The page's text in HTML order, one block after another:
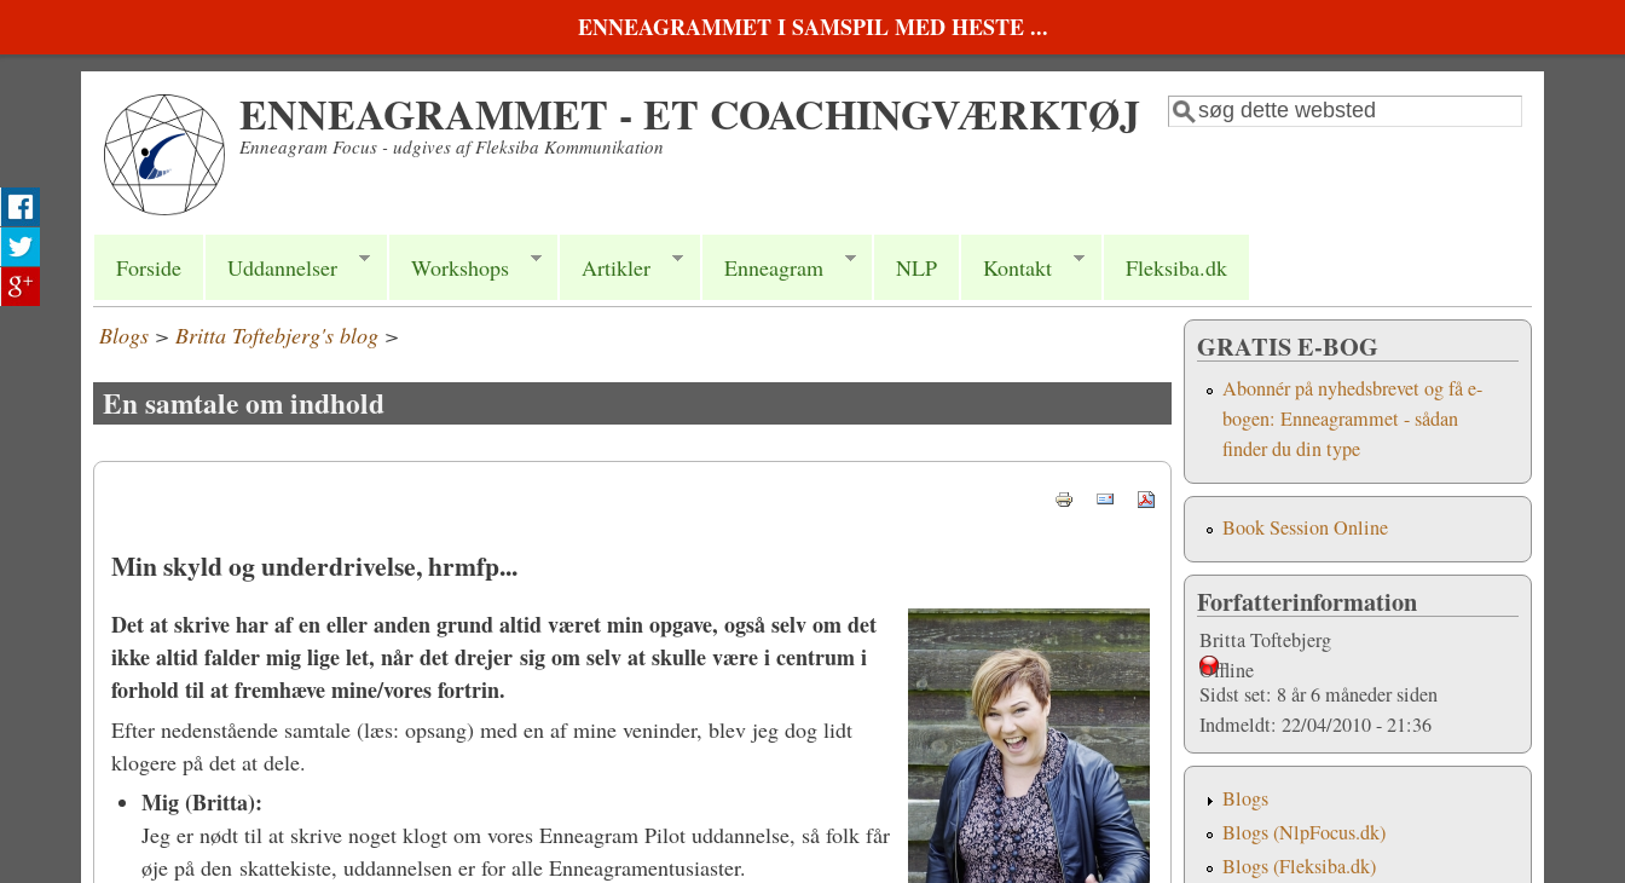
ENNEAGRAMMET I SAMSPIL MED HESTE ...
ENNEAGRAMMET - ET COACHINGVÆRKTØJ
Enneagram Focus - udgives af Fleksiba Kommunikation Søgefelt
Søg
Forside Uddannelser Workshops Artikler Enneagram NLP Kontakt Fleksiba.dk
Blogs >Britta Toftebjerg's blog >
En samtale om indhold
Min skyld og underdrivelse, hrmfp...
Det at skrive har af en eller anden grund altid været min opgave, også selv om det
ikke altid falder mig lige let, når det drejer sig om selv at skulle være i centrum i
forhold til at fremhæve mine/vores fortrin.
Efter nedenstående samtale (læs: opsang) med en af mine veninder, blev jeg dog lidt
klogere på det at dele.
Mig (Britta):
Jeg er nødt til at skrive noget klogt om ​vores Enneagram Pilot uddannelse, så folk får
øje på den skattekiste, uddannelsen er for alle Enneagramentusiaster.
GRATIS E-BOG
Abonnér på nyhedsbrevet og få e-
bogen: Enneagrammet - sådan
finder du din type
Book Session Online
Forfatterinformation
Britta Toftebjerg
Offline
Sidst set: 8 år 6 måneder siden
Indmeldt: 22/04/2010 - 21:36
Blogs
Blogs (NlpFocus.dk)
Blogs (Fleksiba.dk)